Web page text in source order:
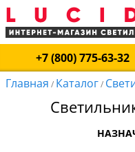
+7 (800) 775-63-32
Главная / Каталог/